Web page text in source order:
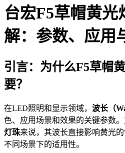
台宏F5草帽黄光
解：参数、应用
引言：为什么F5草帽
要？
在LED照明和显示领域， 波长（
色、应用场景和效果的关键参数
灯珠来说，其波长直接影响黄光的
不同场景下的适用性。